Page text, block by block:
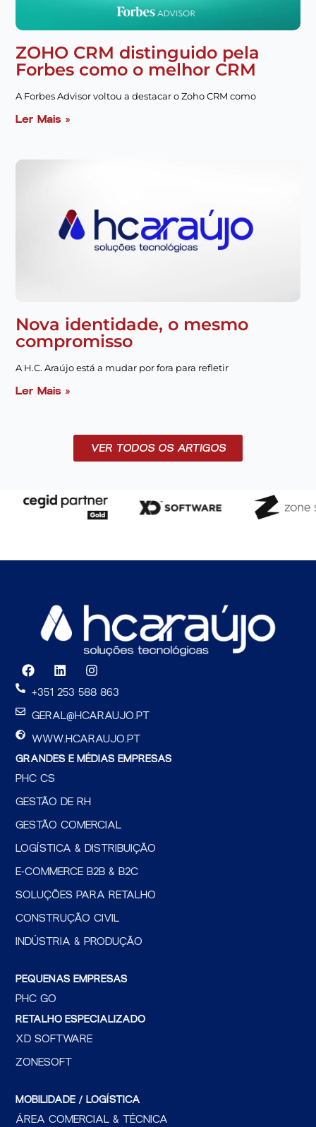
ZOHO CRM distinguido pela
Forbes como o melhor CRM
A Forbes Advisor voltou a destacar o Zoho CRM como
Ler Mais »
Nova identidade, o mesmo
compromisso
A H.C. Araújo está a mudar por fora para refletir
Ler Mais »
VER TODOS OS ARTIGOS
F
a
c
b
o
k
L
i
n
e
i
n
I
n
s
a
r
a
m
+351 253 588 863
GERAL@HCARAUJO.PT
WWW.HCARAUJO.PT
GRANDES E MÉDIAS EMPRESAS
PHC CS
GESTÃO DE RH
GESTÃO COMERCIAL
LOGÍSTICA & DISTRIBUIÇÃO
E-COMMERCE B2B & B2C
SOLUÇÕES PARA RETALHO
CONSTRUÇÃO CIVIL
INDÚSTRIA & PRODUÇÃO
PEQUENAS EMPRESAS
PHC GO
RETALHO ESPECIALIZADO
XD SOFTWARE
ZONESOFT
MOBILIDADE / LOGÍSTICA
ÁREA COMERCIAL & TÉCNICA